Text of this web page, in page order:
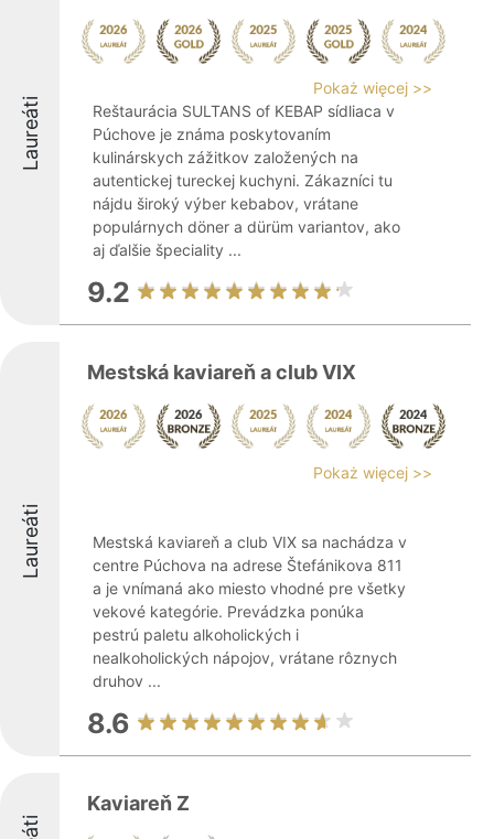
Laureáti
Pokaż więcej >>
Reštaurácia SULTANS of KEBAP sídliaca v
Púchove je známa poskytovaním
kulinárskych zážitkov založených na
autentickej tureckej kuchyni. Zákazníci tu
nájdu široký výber kebabov, vrátane
populárnych döner a dürüm variantov, ako
aj ďalšie špeciality ...
9.2
Laureáti
Mestská kaviareň a club VIX
Pokaż więcej >>
Mestská kaviareň a club VIX sa nachádza v
centre Púchova na adrese Štefánikova 811
a je vnímaná ako miesto vhodné pre všetky
vekové kategórie. Prevádzka ponúka
pestrú paletu alkoholických i
nealkoholických nápojov, vrátane rôznych
druhov ...
8.6
Kaviareň Z